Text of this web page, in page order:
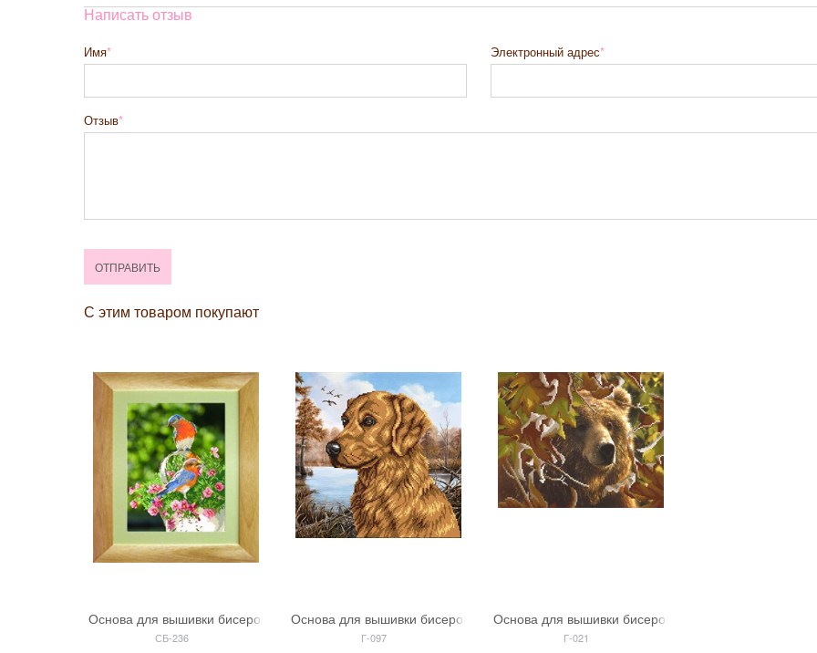
Написать отзыв
Имя Электронный адрес
Отзыв
С этим товаром покупают
Основа для вышивки бисером "Чарівна Мить" СБ-236
СБ-236
Основа для вышивки бисером 'МП Студия' Г-097
Г-097
Основа для вышивки бисером 'МП Студия' Г-021
Г-021